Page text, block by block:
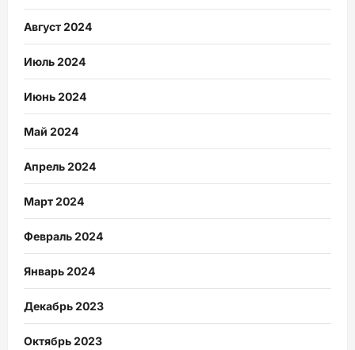
Август 2024
Июль 2024
Июнь 2024
Май 2024
Апрель 2024
Март 2024
Февраль 2024
Январь 2024
Декабрь 2023
Октябрь 2023